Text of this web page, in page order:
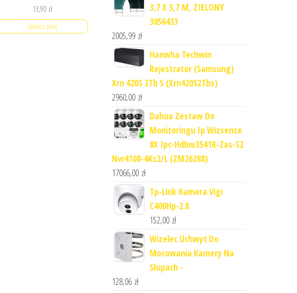
13,90 zł
Zobacz cenę
3,7 X 3,7 M, ZIELONY
3056433
2005,99 zł
Hanwha Techwin
Rejestrator (Samsung)
Xrn 420S 2Tb S (Xrn420S2Tbs)
2960,00 zł
Dahua Zestaw Do
Monitoringu Ip Wizsense
8X Ipc-Hdbw3541R-Zas-S2
Nvr4108-4Ks2/L (ZM26288)
17066,00 zł
Tp-Link Kamera Vigi
C400Hp-2.8
152,00 zł
Wizelec Uchwyt Do
Mocowania Kamery Na
Słupach -
128,06 zł